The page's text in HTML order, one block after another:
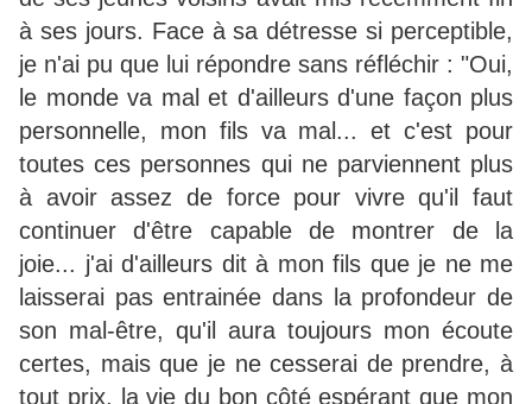
à ses jours. Face à sa détresse si perceptible,
je n'ai pu que lui répondre sans réfléchir : "Oui,
le monde va mal et d'ailleurs d'une façon plus
personnelle, mon fils va mal... et c'est pour
toutes ces personnes qui ne parviennent plus
à avoir assez de force pour vivre qu'il faut
continuer d'être capable de montrer de la
joie... j'ai d'ailleurs dit à mon fils que je ne me
laisserai pas entrainée dans la profondeur de
son mal-être, qu'il aura toujours mon écoute
certes, mais que je ne cesserai de prendre, à
tout prix, la vie du bon côté espérant que mon